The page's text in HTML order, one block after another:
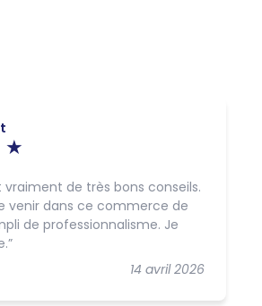
14 avril 2026
de très bons conseils.
venir dans ce commerce de
de professionnalisme. Je